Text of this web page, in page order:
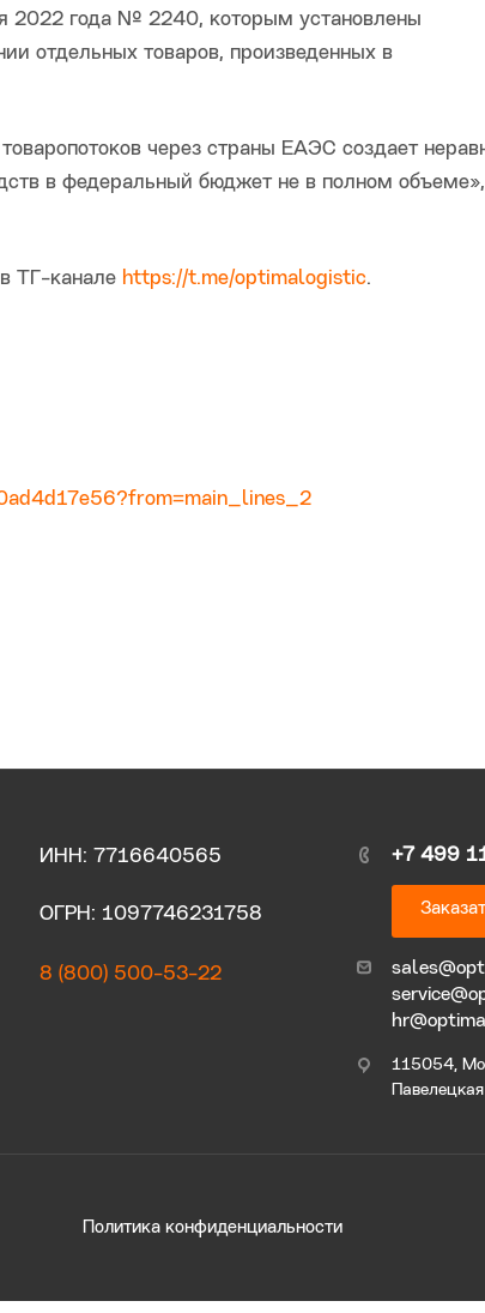
2022 года № 2240, которым установлены
отдельных товаров, произведенных в
через страны ЕАЭС создает
в федеральный бюджет не в полном
ТГ-канале https://t.me/optimalogistic.
ИНН: 7716640565
ОГРН: 1097746231758
8 (800) 500-53-22
+7 499
115054,
Политика конфиденциальности